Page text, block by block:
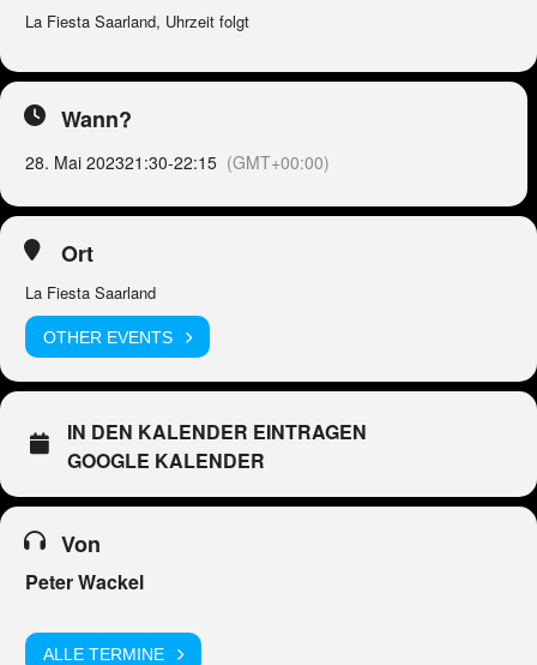
La Fiesta Saarland, Uhrzeit folgt
Wann?
28. Mai 202321:30-22:15 (GMT+00:00)
Ort
La Fiesta Saarland
OTHER EVENTS
IN DEN KALENDER EINTRAGEN
GOOGLE KALENDER
Von
Peter Wackel
ALLE TERMINE